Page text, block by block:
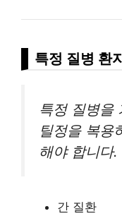
특정 질병 환
특정 질병을
틸정을 복용
해야 합니다.
간 질환